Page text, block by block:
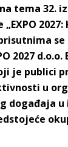
tema 32.
„EXPO
2027
je publici
u
događaja